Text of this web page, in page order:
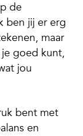
de
ben jij er erg
maar
goed kunt,
jou
bent met
en